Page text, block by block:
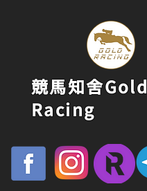
競馬知舍Gold
Racing